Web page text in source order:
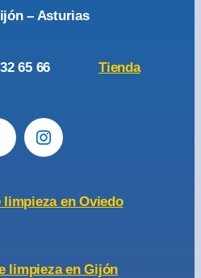
– Asturias
65 66 Tienda
en Oviedo
limpieza en Gijón